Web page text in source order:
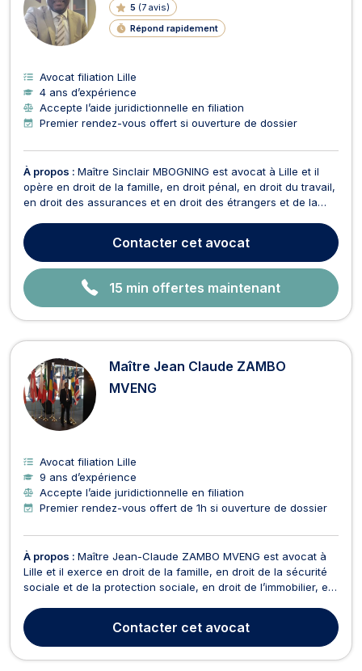
5 (7 avis)
Répond rapidement
G
N
E
Avocat filiation Lille
4 ans d’expérience
Accepte l’aide juridictionnelle en filiation
Premier rendez-vous offert si ouverture de dossier
À propos : Maître Sinclair MBOGNING est avocat à Lille et il
opère en droit de la famille, en droit pénal, en droit du travail,
en droit des assurances et en droit des étrangers et de la
de la famille dans le cadre de vos procédures de divorce, de
changement de nom, de reco...
Contacter cet avocat
15 min offertes maintenant
Maître Jean Claude ZAMBO
MVENG
Avocat filiation Lille
9 ans d’expérience
Accepte l’aide juridictionnelle en filiation
Premier rendez-vous offert de 1h si ouverture de dossier
À propos : Maître Jean-Claude ZAMBO MVENG est avocat à
Lille et il exerce en droit de la famille, en droit de la sécurité
sociale et de la protection sociale, en droit de l’immobilier, en
Maître Jean-Claude ZAMBO MVENG vous conseille en droit
de la famille pour vos probl...
Contacter cet avocat